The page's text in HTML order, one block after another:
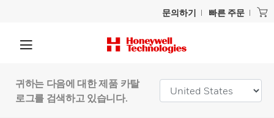
문의하기 빠른 주문
귀하는 다음에 대한 제품 카탈
로그를 검색하고 있습니다.